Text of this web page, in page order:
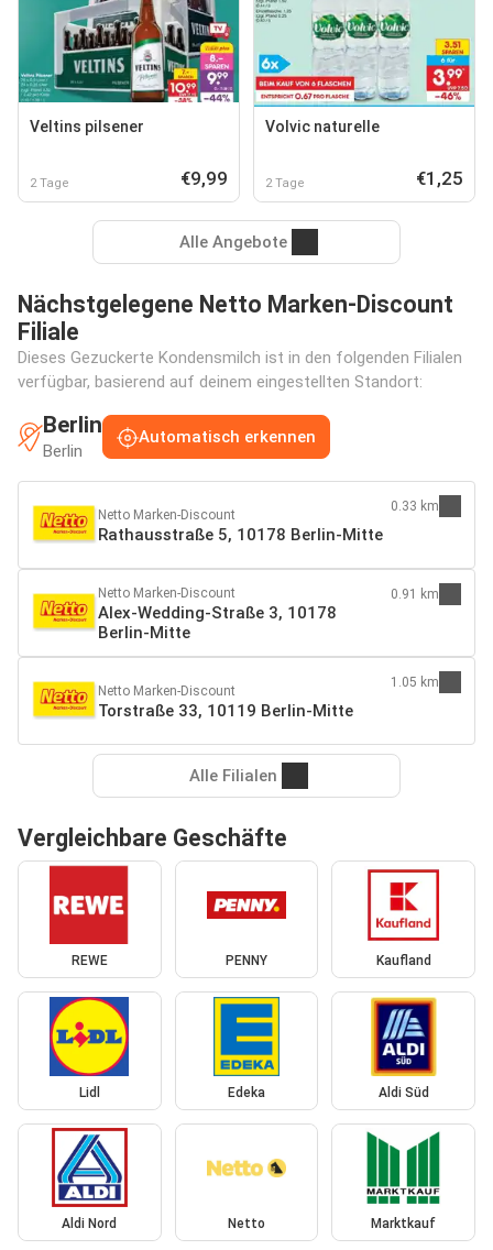
Veltins pilsener
2 Tage €9,99
Volvic naturelle
2 Tage €1,25
Alle Angebote
Nächstgelegene Netto Marken-Discount
Filiale
Dieses Gezuckerte Kondensmilch ist in den folgenden Filialen
verfügbar, basierend auf deinem eingestellten Standort:
Berlin
Berlin
Automatisch erkennen
Netto Marken-Discount
Rathausstraße 5, 10178 Berlin-Mitte
0.33 km
Netto Marken-Discount
Alex-Wedding-Straße 3, 10178
Berlin-Mitte
0.91 km
Netto Marken-Discount
Torstraße 33, 10119 Berlin-Mitte
1.05 km
Alle Filialen
Vergleichbare Geschäfte
REWE PENNY Kaufland
Lidl Edeka Aldi Süd
Aldi Nord Netto Marktkauf